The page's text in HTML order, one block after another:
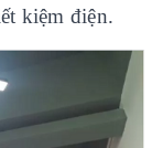
kiệm điện.